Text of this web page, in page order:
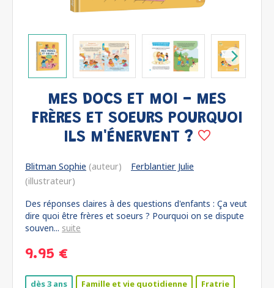
MES DOCS ET MOI - MES
FRÈRES ET SOEURS POURQUOI
ILS M'ÉNERVENT ?
Blitman Sophie (auteur)
Ferblantier Julie
(illustrateur)
Des réponses claires à des questions d'enfants : Ça veut
dire quoi être frères et soeurs ? Pourquoi on se dispute
souven... suite
9.95 €
dès 3 ans Famille et vie quotidienne Fratrie